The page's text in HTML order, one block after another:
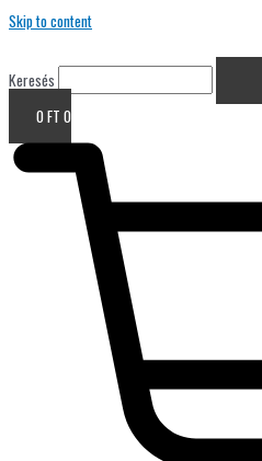
Skip to content
Keresés
0FT 0